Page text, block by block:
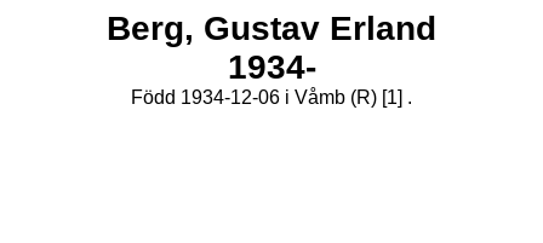
Berg, Gustav Erland
1934-
Född 1934-12-06 i Våmb (R) [1] .